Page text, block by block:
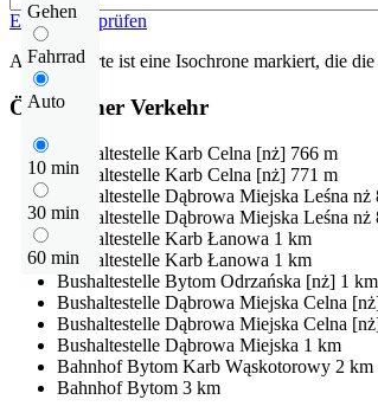
Gehen
Fahrrad
Auto
10 min
30 min
60 min
Entfernung prüfen
Auf der Karte ist eine Isochrone markiert, die
Öffentlicher Verkehr
Bushaltestelle Karb Celna [nż] 766 m
Bushaltestelle Karb Celna [nż] 771 m
Bushaltestelle Dąbrowa Miejska Leśna nż
Bushaltestelle Dąbrowa Miejska Leśna nż
Bushaltestelle Karb Łanowa 1 km
Bushaltestelle Karb Łanowa 1 km
Bushaltestelle Bytom Odrzańska [nż] 1 km
Bushaltestelle Dąbrowa Miejska Celna
Bushaltestelle Dąbrowa Miejska Celna
Bushaltestelle Dąbrowa Miejska 1 km
Bahnhof Bytom Karb Wąskotorowy 2 km
Bahnhof Bytom 3 km